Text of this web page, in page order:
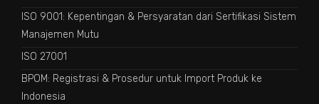
ISO 9001: Kepentingan & Persyaratan dari Sertifikasi Sistem
Manajemen Mutu
ISO 27001
BPOM: Registrasi & Prosedur untuk Import Produk ke
Indonesia